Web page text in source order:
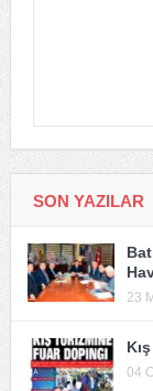
SON YAZILAR
23
04